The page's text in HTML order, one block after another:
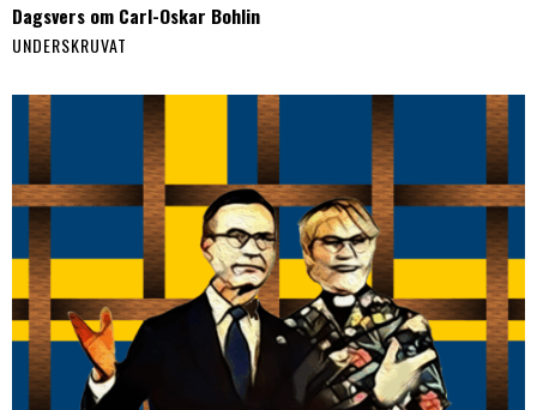
Dagsvers om Carl-Oskar Bohlin
UNDERSKRUVAT